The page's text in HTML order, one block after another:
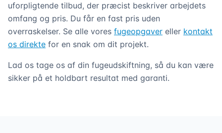
uforpligtende tilbud, der præcist beskriver arbejdets
omfang og pris. Du får en fast pris uden
overraskelser. Se alle vores fugeopgaver eller kontakt
os direkte for en snak om dit projekt.
Lad os tage os af din fugeudskiftning, så du kan være
sikker på et holdbart resultat med garanti.